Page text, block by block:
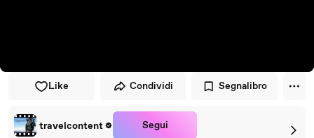
Like Condividi Segnalibro
travelcontent Segui